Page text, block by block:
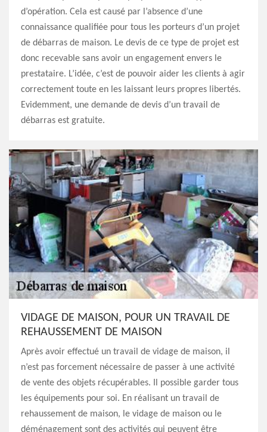
d’opération. Cela est causé par l’absence d’une
connaissance qualifiée pour tous les porteurs d’un projet
de débarras de maison. Le devis de ce type de projet est
donc recevable sans avoir un engagement envers le
prestataire. L’idée, c’est de pouvoir aider les clients à agir
correctement toute en les laissant leurs propres libertés.
Evidemment, une demande de devis d’un travail de
débarras est gratuite.
VIDAGE DE MAISON, POUR UN TRAVAIL DE
REHAUSSEMENT DE MAISON
Après avoir effectué un travail de vidage de maison, il
n’est pas forcement nécessaire de passer à une activité
de vente des objets récupérables. Il possible garder tous
les équipements pour soi. En réalisant un travail de
rehaussement de maison, le vidage de maison ou le
déménagement sont des activités qui peuvent être